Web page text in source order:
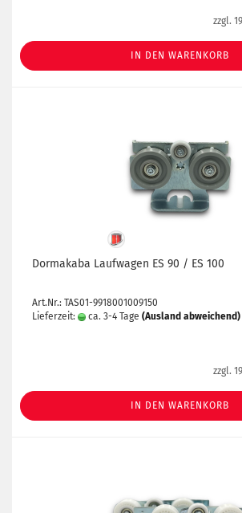
zzgl.
IN DEN WARENKORB
Dormakaba Laufwagen ES 90 / ES 100
Art.Nr.: TAS01-9918001009150
Lieferzeit:
ca. 3-4 Tage (Ausland abweichend)
zzgl.
IN DEN WARENKORB